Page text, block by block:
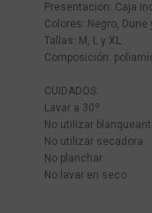
Presentación: Caja
Colores: Negro, Dune
Tallas: M, L y XL
Composición:
CUIDADOS:
Lavar a 30º
No utilizar
No utilizar secadora
No planchar
No lavar en seco